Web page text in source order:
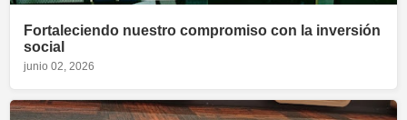
Fortaleciendo nuestro compromiso con la inversión
social
junio 02, 2026